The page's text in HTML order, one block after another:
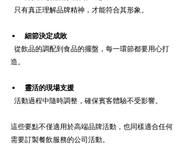
  只有真正理解品牌精神，才能符合其形象。
細節決定成敗
造。
靈活的現場支援
  活動過程中隨時調整，確保賓客體驗不受影響。
這些要點不僅適用於高端品牌活動，也同樣適合任何
需要訂製餐飲服務的公司活動。